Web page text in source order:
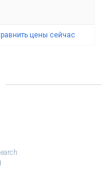
цены сейчас